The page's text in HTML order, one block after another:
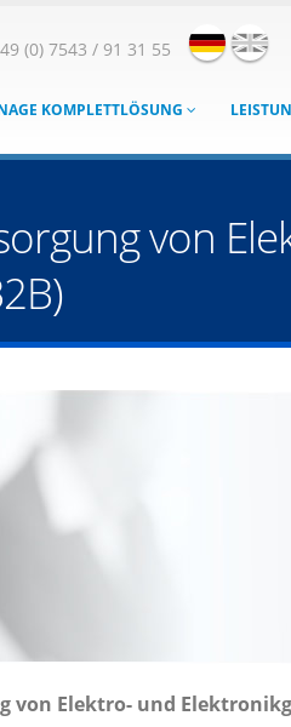
(0) 7543 / 91 31 55
KOMPLETTLÖSUNG
von
von Elektro- und